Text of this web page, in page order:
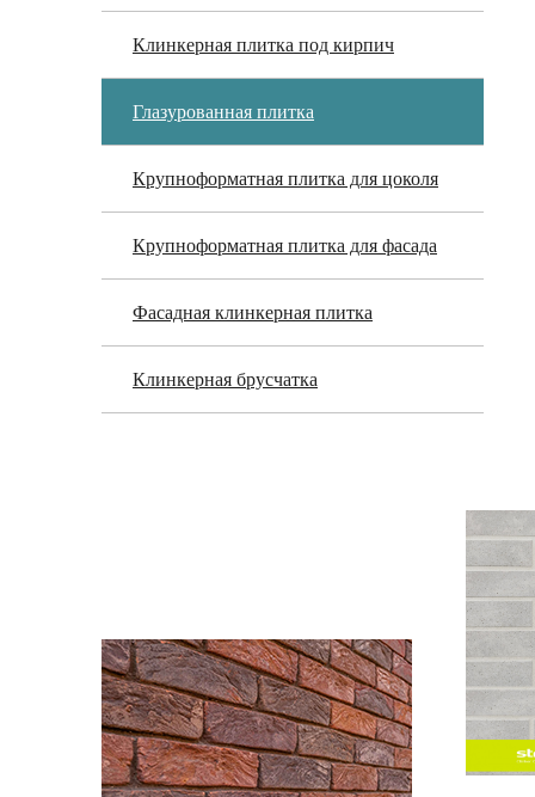
Клинкерная плитка под кирпич
Глазурованная плитка
Крупноформатная плитка для цоколя
Крупноформатная плитка для фасада
Фасадная клинкерная плитка
Клинкерная брусчатка